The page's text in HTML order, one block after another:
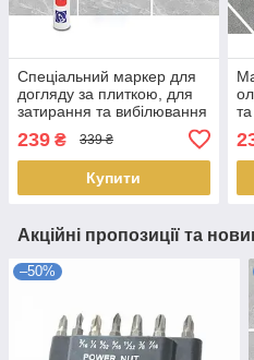
Спеціальний маркер для
догляду за плиткою, для
затирання та вибілювання
Білий
239 ₴ 339 ₴
Купити
Акційні пропозиції та
–50%